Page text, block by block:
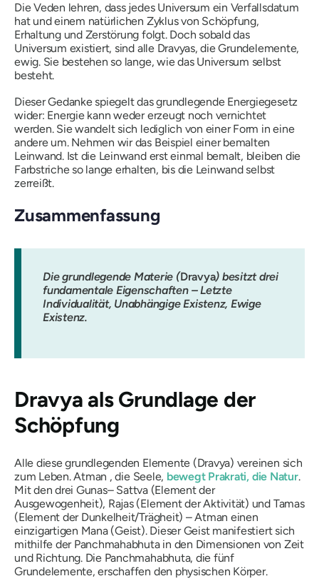
Die Veden lehren, dass jedes Universum ein Verfallsdatum
hat und einem natürlichen Zyklus von Schöpfung,
Erhaltung und Zerstörung folgt. Doch sobald das
Universum existiert, sind alle Dravyas, die Grundelemente,
ewig. Sie bestehen so lange, wie das Universum selbst
besteht.
Dieser Gedanke spiegelt das grundlegende Energiegesetz
wider: Energie kann weder erzeugt noch vernichtet
werden. Sie wandelt sich lediglich von einer Form in eine
andere um. Nehmen wir das Beispiel einer bemalten
Leinwand. Ist die Leinwand erst einmal bemalt, bleiben die
Farbstriche so lange erhalten, bis die Leinwand selbst
zerreißt.
Zusammenfassung
Die grundlegende Materie (Dravya) besitzt drei
fundamentale Eigenschaften – Letzte
Individualität, Unabhängige Existenz, Ewige
Existenz.
Dravya als Grundlage der
Schöpfung
Alle diese grundlegenden Elemente (Dravya) vereinen sich
zum Leben.Atman , die Seele, bewegt Prakrati, die Natur.
Mit den drei Gunas– Sattva(Element der
Ausgewogenheit), Rajas(Element der Aktivität) und Tamas
(Element der Dunkelheit/Trägheit) –Atman einen
einzigartigen Mana(Geist). Dieser Geist manifestiert sich
mithilfe der Panchmahabhuta in den Dimensionen von Zeit
und Richtung. Die Panchmahabhuta, die fünf
Grundelemente, erschaffen den physischen Körper.